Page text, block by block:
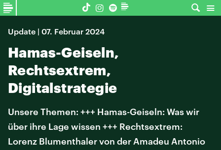
Update | 07. Februar 2024
Hamas-Geiseln,
Rechtsextrem,
Digitalstrategie
Unsere Themen: +++ Hamas-Geiseln: Was wir
über ihre Lage wissen +++ Rechtsextrem:
Lorenz Blumenthaler von der Amadeu Antonio